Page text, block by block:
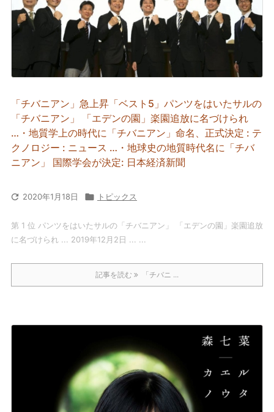
「チバニアン」急上昇「ベスト5」パンツをはいたサルの
「チバニアン」 「エデンの園」楽園追放に名づけられ
…・地質学上の時代に「チバニアン」命名、正式決定 : テ
クノロジー : ニュース …・地球史の地質時代名に「チバ
ニアン」 国際学会が決定: 日本経済新聞
 2020年1月18日  トピックス
第 1 位 パンツをはいたサルの「チバニアン」 「エデンの園」楽園追放
に名づけられ ... 2019年12月2日 ... ...
記事を読む 「チバニ ...